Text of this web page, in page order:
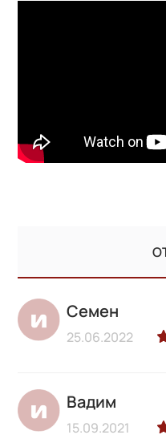
Семен
25.06.2022
Вадим
15.09.2021